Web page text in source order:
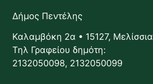
Δήμος Πεντέλης
Καλαμβόκη 2α • 15127, Μελίσσια
Τηλ Γραφείου δημότη:
2132050098, 2132050099